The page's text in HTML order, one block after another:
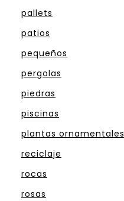
pallets
patios
pequeños
pergolas
piedras
piscinas
plantas ornamentales
reciclaje
rocas
rosas